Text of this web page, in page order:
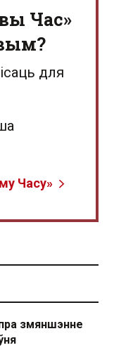
Час»
для
Часу»
змяншэнне